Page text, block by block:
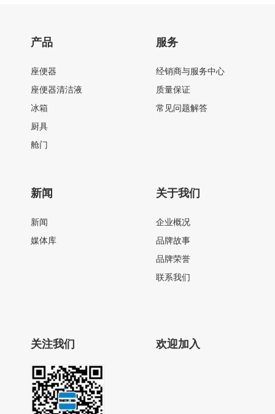
产品
座便器
座便器清洁液
冰箱
厨具
舱门
服务
经销商与服务中心
质量保证
常见问题解答
新闻
新闻
媒体库
关于我们
企业概况
品牌故事
品牌荣誉
联系我们
关注我们 欢迎加入